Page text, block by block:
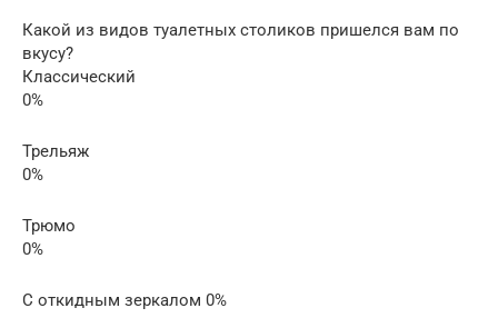
Какой из видов туалетных столиков пришелся вам по
вкусу?
Классический
0%
Трельяж
0%
Трюмо
0%
С откидным зеркалом 0%